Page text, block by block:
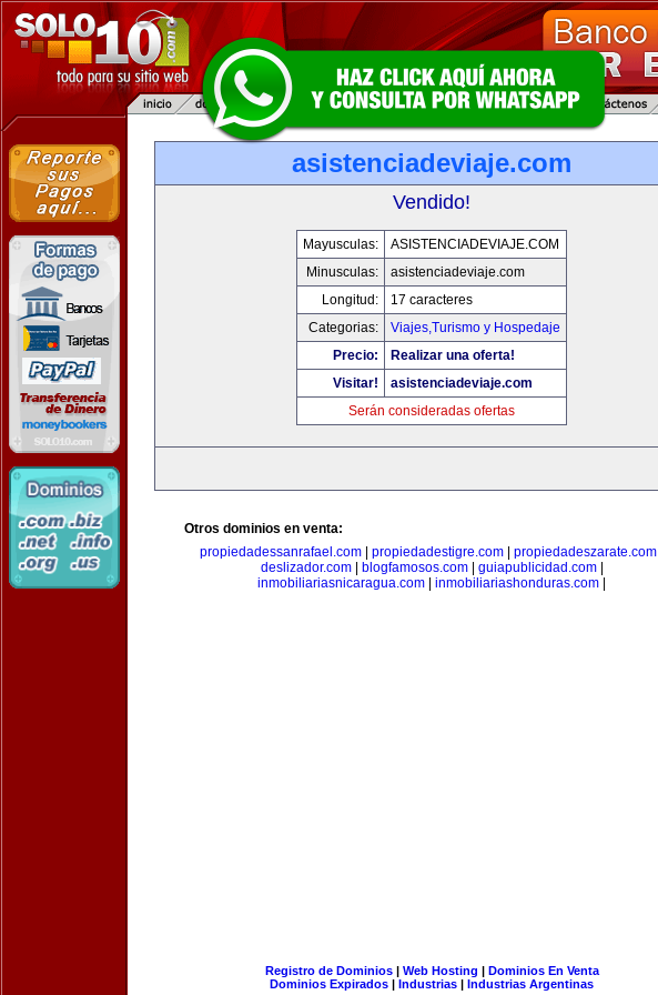
asistenciadeviaje.com
Vendido!
Mayusculas:
ASISTENCIADEVIAJE.COM
Minusculas:
asistenciadeviaje.com
Longitud:
17 caracteres
Categorias:
Viajes,Turismo y Hospedaje
Precio:
Realizar una oferta!
Visitar!
asistenciadeviaje.com
Serán consideradas ofertas
Otros dominios en venta:
propiedadessanrafael.com
propiedadestigre.com propiedadeszarate.com
deslizador.com| blogfamosos.com| guiapublicidad.com|
inmobiliariasnicaragua.com
inmobiliariashonduras.com
Registro de Dominios| Web Hosting | Dominios En Venta
Dominios Expirados | Industrias | Industrias Argentinas